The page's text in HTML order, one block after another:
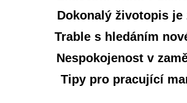
Dokonalý životopis je
Trable s hledáním
Nespokojenost v
Tipy pro pracující